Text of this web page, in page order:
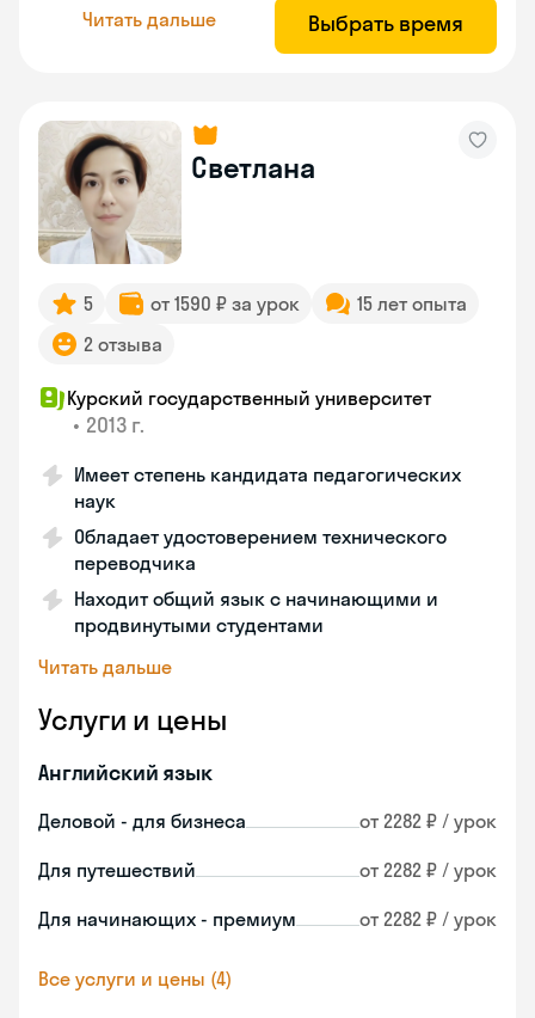
Читать дальше Выбрать время
Светлана
5 от 1590 ₽ за урок
15 лет опыта
2 отзыва
Курский государственный университет
• 2013 г.
Имеет степень кандидата педагогических
наук
Обладает удостоверением технического
переводчика
Находит общий язык с начинающими и
продвинутыми студентами
Читать дальше
Услуги и цены
Английский язык
Деловой - для бизнеса от 2282 ₽ / урок
Для путешествий от 2282 ₽ / урок
Для начинающих - премиум от 2282 ₽ / урок
Все услуги и цены (4)